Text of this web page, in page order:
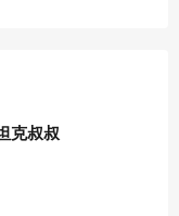
克叔叔